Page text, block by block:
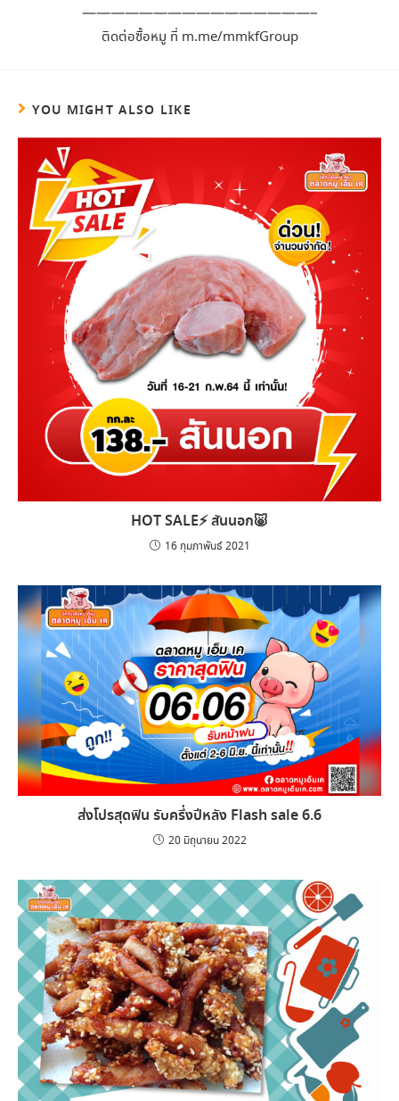
————————————————–
ติดต่อซื้อหมู ที่ m.me/mmkfGroup
YOU MIGHT ALSO LIKE
HOT SALE⚡️ สันนอก🐷
16 กุมภาพันธ์ 2021
ส่งโปรสุดฟิน รับครึ่งปีหลัง Flash sale 6.6
20 มิถุนายน 2022